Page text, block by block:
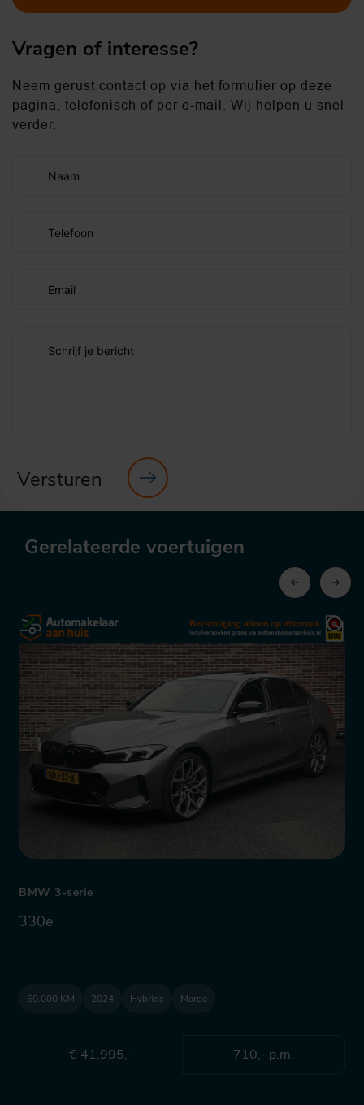
Vragen of interesse?
Neem gerust contact op via het formulier op deze
pagina, telefonisch of per e-mail. Wij helpen u snel
verder.
Naam
Telefoon
Email
Schrijf je bericht
Versturen
Gerelateerde voertuigen
BMW 3-serie
330e
60.000 KM 2024 Hybride Marge
€ 41.995,- 710,- p.m.